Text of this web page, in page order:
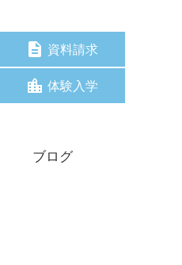
資料請求
体験入学
ブログ